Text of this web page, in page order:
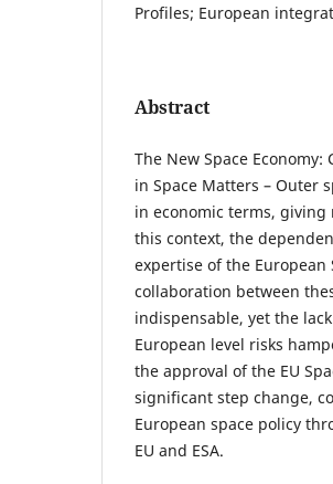
Profiles; European
Abstract
The New Space
in Space Matters – Outer
in economic terms, giving
this context, the
expertise of the European
collaboration between
indispensable, yet the
European level risks
the approval of the EU
significant step change,
European space policy
EU and ESA.